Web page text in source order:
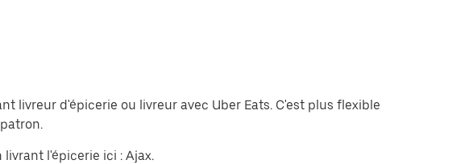
livreur d'épicerie ou livreur avec Uber Eats. C'est plus flexible
l'épicerie ici : Ajax.